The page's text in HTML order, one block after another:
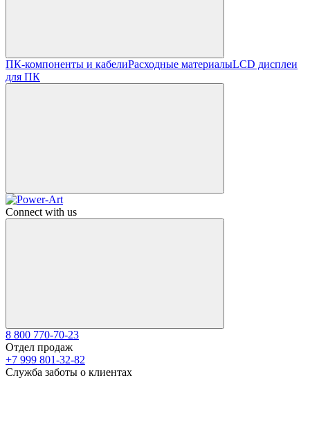
ПК-компоненты и кабелиРасходные материалыLCD дисплеи
для ПК
Connect with us
8 800 770-70-23
Отдел продаж
+7 999 801-32-82
Служба заботы о клиентах